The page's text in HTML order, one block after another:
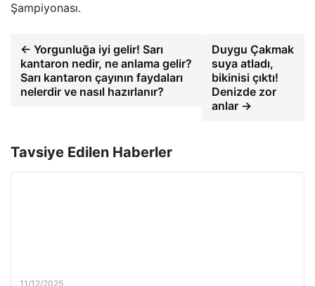
Şampiyonası.
← Yorgunluğa iyi gelir! Sarı
kantaron nedir, ne anlama gelir?
Sarı kantaron çayının faydaları
nelerdir ve nasıl hazırlanır?
Duygu Çakmak
suya atladı,
bikinisi çıktı!
Denizde zor
anlar →
Tavsiye Edilen Haberler
11/12/2025